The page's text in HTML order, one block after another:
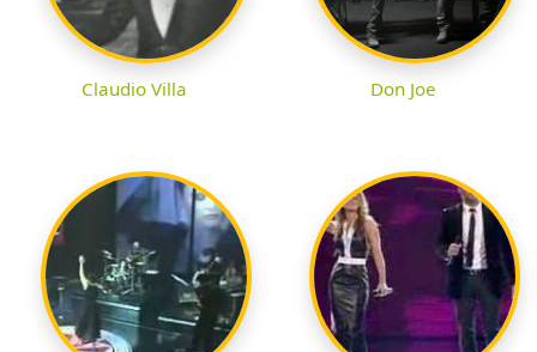
Claudio Villa Don Joe